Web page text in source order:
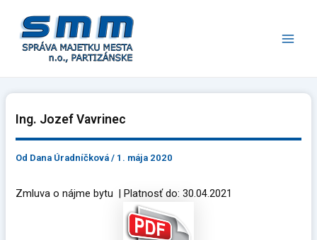
obsah
Ing. Jozef Vavrinec
Od Dana Úradníčková/ 1. mája 2020
Zmluva o nájme bytu | Platnosť do: 30.04.2021